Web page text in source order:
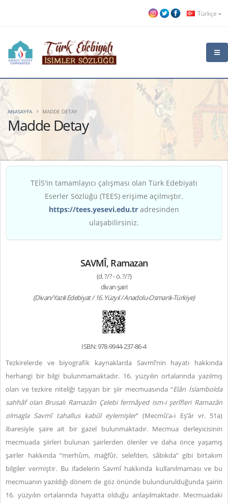
Türkçe
Madde Detay
ANASAYFA MADDE DETAY
TEİS'in tamamlayıcı çalışması olan Türk Edebiyatı
Eserler Sözlüğü (TEES) erişime açılmıştır.
https://tees.yesevi.edu.tr adresinden
ulaşabilirsiniz.
SAVMÎ, Ramazan
(d. ?/? - ö. ?/?)
divan şairi
(Divan/Yazılı Edebiyat / 16. Yüzyıl / Anadolu-Osmanlı-Türkiye)
ISBN: 978-9944-237-86-4
Tezkirelerde ve biyografik kaynaklarda Savmî’nin hayatı hakkında
herhangi bir bilgi bulunmamaktadır. 16. yüzyılın ortalarında yazılmış
olan ve tezkire niteliği taşıyan bir şiir mecmuasında “Elân İslambolda
sahhâf olan Brusalı Ramazân Çelebi fermâyed ism-i şerîfleri Ramazân
olmagla Savmî tahallus kabûl eylemişler” (Mecmû’a-i Eş’âr vr. 51a)
ibaresiyle şaire ait bir gazel bulunmaktadır. Mecmua derleyicisinin
mecmuada şiirleri bulunan şairlerden ölenler ve daha önce yaşamış
şairler hakkında “merhûm, mağfûr, selefden, sâbıkda” gibi birtakım
bilgiler vermiştir. Bu ifadelerin Savmî hakkında kullanılmaması ve bu
mecmuanın yazıldığı dönem de göz önünde bulundurulduğunda şairin
16. yüzyılın ortalarında hayatta olduğu anlaşılmaktadır. Mecmuadaki